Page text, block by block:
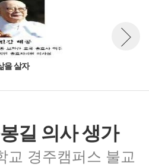
을 살자
길 의사 생가
교 경주캠퍼스 불교